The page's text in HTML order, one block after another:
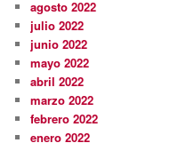
agosto 2022
julio 2022
junio 2022
mayo 2022
abril 2022
marzo 2022
febrero 2022
enero 2022